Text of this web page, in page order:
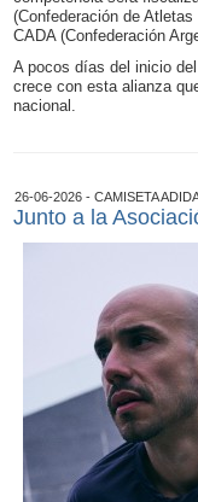
(Confederación de
CADA (Confederación
A pocos días del inicio
crece con esta alianza
nacional.
26-06-2026 - CAMISETA
Junto a la